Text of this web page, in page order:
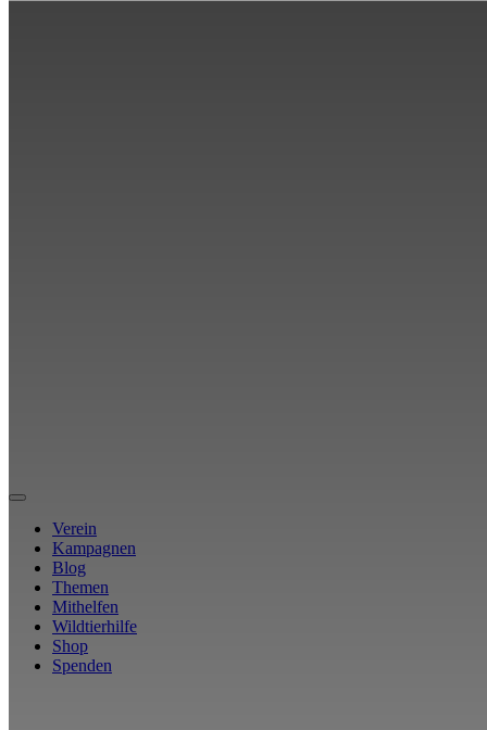
Verein
Kampagnen
Blog
Themen
Mithelfen
Wildtierhilfe
Shop
Spenden